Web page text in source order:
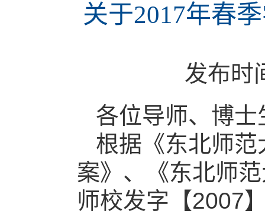
关于2017年春
发布时
各位导师、博士
根据《东北师
案》、《东北师
师校发字【2007